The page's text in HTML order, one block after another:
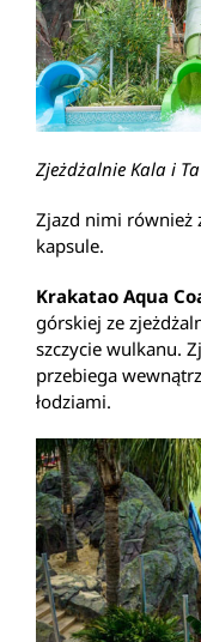
Zjeżdżalnie Kala i
Zjazd nimi również
kapsule.
Krakatao Aqua
górskiej ze
szczycie wulkanu.
przebiega
łodziami.